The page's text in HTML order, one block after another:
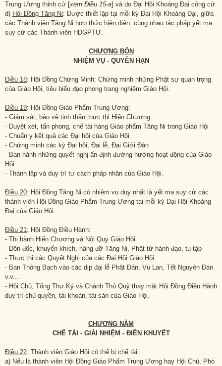
Trung Ương thỉnh cử [xem Điều 15-a] và do Đại Hội Khoáng Đại công cử.
d) Hội Đồng Tăng Ni: Được thiết lập tại mỗi kỳ Đại Hội Khoáng Đại, giữa
các Thành viên Tăng Ni hợp thức hiện diện, cùng nhau tác pháp yết ma
suy cử các Thành viên HĐGPTƯ.
CHƯƠNG BỐN
NHIỆM VỤ - QUYỀN HẠN
Điều 18: Hội Đồng Chứng Minh: Chứng minh những Phật sự quan trọng
của Giáo Hội, tiêu biểu đạo phong trang nghiêm Giáo Hội.
Điều 19: Hội Đồng Giáo Phẩm Trung Ương:
- Giám sát, bảo vệ tinh thần thực thi Hiến Chương
- Duyệt xét, tấn phong, chế tài hàng Giáo phẩm Tăng Ni trong Giáo Hội
- Chuẩn y kết quả các Đại hội của Giáo Hội
- Chứng minh các kỳ Đại hội, Đại lễ, Đại Giới Đàn
- Ban hành những quyết nghị ấn định đường hướng hoạt động của Giáo
Hội
- Thành lập và duy trì tư cách pháp nhân của Giáo Hội.
Điều 20: Hội Đồng Tăng Ni có nhiệm vụ duy nhất là yết ma suy cử các
thành viên Hội Đồng Giáo Phẩm Trung Ương tại mỗi kỳ Đại Hội Khoáng
Đại của Giáo Hội.
Điều 21: Hội Đồng Điều Hành:
- Thi hành Hiến Chương và Nội Quy Giáo Hội
- Đôn đốc, khuyến khích, nâng đỡ Tăng Ni, Phật tử hành đạo, tu tập
- Thực thi các Quyết Nghị của các Đại Hội Giáo Hội
- Ban Thông Bạch vào các dịp đại lễ Phật Đản, Vu Lan, Tết Nguyên Đán
v.v...
- Hội Chủ, Tổng Thư Ký và Chánh Thủ Quỹ thay mặt Hội Đồng Điều Hành
duy trì chủ quyền, tài khoản, tài sản của Giáo Hội.
CHƯƠNG NĂM
CHẾ TÀI - GIẢI NHIỆM - ĐIỀN KHUYẾT
Điều 22: Thành viên Giáo Hội có thể bị chế tài:
a) Nếu là thành viên Hội Đồng Giáo Phẩm Trung Ương hay Hội Chủ, Phó